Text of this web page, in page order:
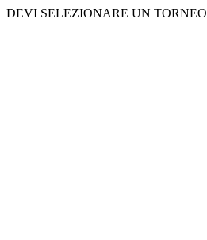
DEVI SELEZIONARE UN TORNEO